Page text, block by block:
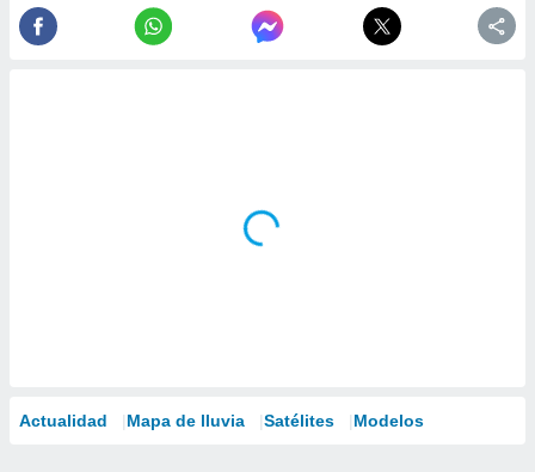
Actualidad Mapa de lluvia Satélites Modelos